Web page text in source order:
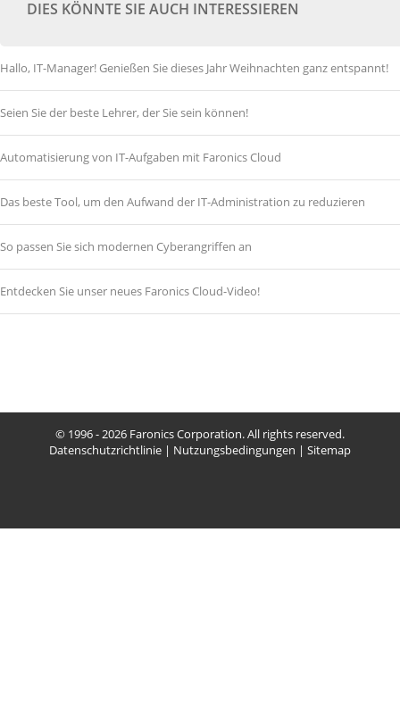
DIES KÖNNTE SIE AUCH INTERESSIEREN
Hallo, IT-Manager! Genießen Sie dieses Jahr Weihnachten ganz entspannt!
Seien Sie der beste Lehrer, der Sie sein können!
Automatisierung von IT-Aufgaben mit Faronics Cloud
Das beste Tool, um den Aufwand der IT-Administration zu reduzieren
So passen Sie sich modernen Cyberangriffen an
Entdecken Sie unser neues Faronics Cloud-Video!
© 1996 - 2026 Faronics Corporation. All rights reserved.
Datenschutzrichtlinie | Nutzungsbedingungen | Sitemap